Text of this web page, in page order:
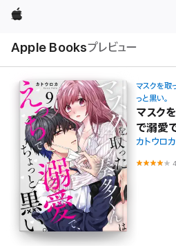
Apple
Apple Booksプレビュー
ル
マスクを取
っと黒い。
マスク
で溺愛
カトウロカ